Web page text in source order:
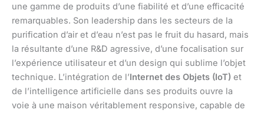
une gamme de produits d’une fiabilité et d’une efficacité
remarquables. Son leadership dans les secteurs de la
purification d’air et d’eau n’est pas le fruit du hasard, mais
la résultante d’une R&D agressive, d’une focalisation sur
l’expérience utilisateur et d’un design qui sublime l’objet
technique. L’intégration de l’Internet des Objets (IoT) et
de l’intelligence artificielle dans ses produits ouvre la
voie à une maison véritablement responsive, capable de